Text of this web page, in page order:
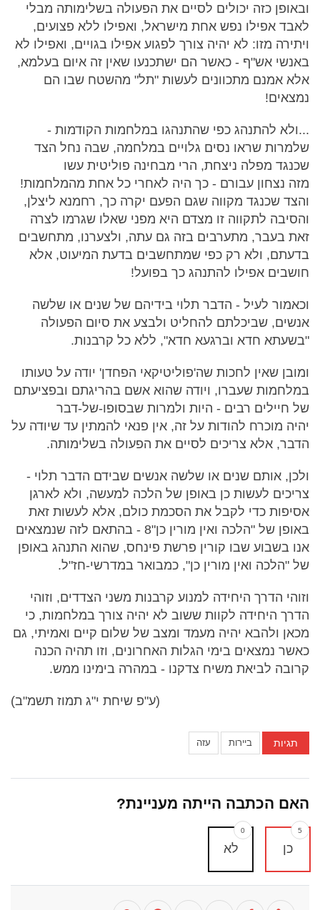
ובאופן כזה יכולים לסיים את הפעולה בשלימותה מבלי
לאבד אפילו נפש אחת מישראל, ואפילו ללא פצועים,
ויתירה מזו: לא יהיה צורך לפגוע אפילו בגויים, ואפילו לא
באנשי אש"ף - כאשר הם ישתכנעו שאין זה איום בעלמא,
אלא אמנם מתכוונים לעשות "תל" מהשטח שבו הם
נמצאים!
...ולא להתנהג כפי שהתנהגו במלחמות הקודמות -
שלמרות שראו נסים גלויים במלחמה, שבה נחל הצד
שכנגד מפלה ניצחת, הרי מבחינה פוליטית עשו
מזה נצחון עבורם - כך היה לאחרי כל אחת מהמלחמות!
והצד שכנגד מקווה שגם הפעם יקרה כך, רחמנא ליצלן,
והסיבה לתקווה זו מצדם היא מפני שאלו שגרמו לצרה
זאת בעבר, מתערבים בזה גם עתה, ולצערנו, מתחשבים
בדעתם, ולא רק כפי שמתחשבים בדעת המיעוט, אלא
חושבים אפילו להתנהג כך בפועל!
וכאמור לעיל - הדבר תלוי בידיהם של שנים או שלשה
אנשים, שביכלתם להחליט ולבצע את סיום הפעולה
"בשעתא חדא וברגעא חדא", ללא כל קרבנות.
ומובן שאין לחכות שה'פוליטיקאי הפחדן' יודה על טעותו
במלחמות שעברו, ויודה שהוא אשם בהריגתם ובפציעתם
של חיילים רבים - היות ולמרות שבסופו-של-דבר
יהיה מוכרח להודות על זה, אין פנאי להמתין עד שיודה על
הדבר, אלא צריכים לסיים את הפעולה בשלימותה.
ולכן, אותם שנים או שלשה אנשים שבידם הדבר תלוי -
צריכים לעשות כן באופן של הלכה למעשה, ולא לארגן
אסיפות כדי לקבל את הסכמת כולם, אלא לעשות זאת
באופן של "הלכה ואין מורין כן"8 - בהתאם לזה שנמצאים
אנו בשבוע שבו קורין פרשת פינחס, שהוא התנהג באופן
של "הלכה ואין מורין כן", כמבואר במדרשי-חז"ל.
וזוהי הדרך היחידה למנוע קרבנות משני הצדדים, וזוהי
הדרך היחידה לקוות ששוב לא יהיה צורך במלחמות, כי
מכאן ולהבא יהיה מעמד ומצב של שלום קיים ואמיתי, גם
כאשר נמצאים בימי הגלות האחרונים, וזו תהיה הכנה
קרובה לביאת משיח צדקנו - במהרה בימינו ממש.
(ע"פ שיחת י"ג תמוז תשמ"ב)
תגיות ביירות עזה
האם הכתבה הייתה מעניינת?
כן
5
לא
0